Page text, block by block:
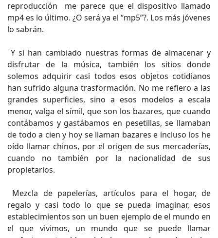
reproducción me parece que el dispositivo llamado
mp4 es lo último. ¿O será ya el “mp5”?. Los más jóvenes
lo sabrán.
Y si han cambiado nuestras formas de almacenar y
disfrutar de la música, también los sitios donde
solemos adquirir casi todos esos objetos cotidianos
han sufrido alguna trasformación. No me refiero a las
grandes superficies, sino a esos modelos a escala
menor, valga el símil, que son los bazares, que cuando
contábamos y gastábamos en pesetillas, se llamaban
de todo a cien y hoy se llaman bazares e incluso los he
oído llamar chinos, por el origen de sus mercaderías,
cuando no también por la nacionalidad de sus
propietarios.
Mezcla de papelerías, artículos para el hogar, de
regalo y casi todo lo que se pueda imaginar, esos
establecimientos son un buen ejemplo de el mundo en
el que vivimos, un mundo que se puede llamar